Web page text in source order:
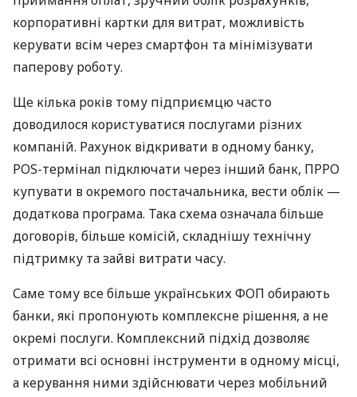
корпоративні картки для витрат, можливість
керувати всім через смартфон та мінімізувати
паперову роботу.
Ще кілька років тому підприємцю часто
доводилося користуватися послугами різних
компаній. Рахунок відкривати в одному банку,
POS-термінал підключати через інший банк, ПРРО
купувати в окремого постачальника, вести облік —
додаткова програма. Така схема означала більше
договорів, більше комісій, складнішу технічну
підтримку та зайві витрати часу.
Саме тому все більше українських ФОП обирають
банки, які пропонують комплексне рішення, а не
окремі послуги. Комплексний підхід дозволяє
отримати всі основні інструменти в одному місці,
а керування ними здійснювати через мобільний